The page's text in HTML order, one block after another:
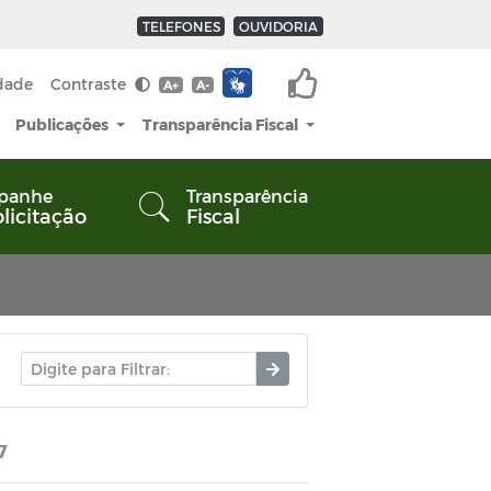
TELEFONES OUVIDORIA
Contraste A+ A-
Publicações Transparência Fiscal
Transparência
Fiscal